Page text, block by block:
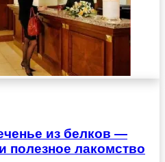
из белков —
полезное лакомство